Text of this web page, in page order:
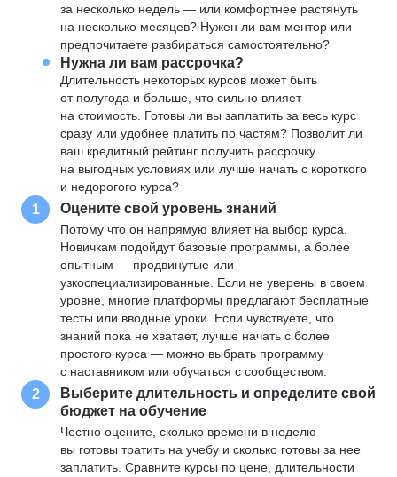
за несколько недель — или комфортнее растянуть
на несколько месяцев? Нужен ли вам ментор или
предпочитаете разбираться самостоятельно?
Нужна ли вам рассрочка?
Длительность некоторых курсов может быть
от полугода и больше, что сильно влияет
на стоимость. Готовы ли вы заплатить за весь курс
сразу или удобнее платить по частям? Позволит ли
ваш кредитный рейтинг получить рассрочку
на выгодных условиях или лучше начать с короткого
и недорогого курса?
1 Оцените свой уровень знаний
Потому что он напрямую влияет на выбор курса.
Новичкам подойдут базовые программы, а более
опытным — продвинутые или
узкоспециализированные. Если не уверены в своем
уровне, многие платформы предлагают бесплатные
тесты или вводные уроки. Если чувствуете, что
знаний пока не хватает, лучше начать с более
простого курса — можно выбрать программу
с наставником или обучаться с сообществом.
2
Выберите длительность и определите свой
бюджет на обучение
Честно оцените, сколько времени в неделю
вы готовы тратить на учебу и сколько готовы за нее
заплатить. Сравните курсы по цене, длительности